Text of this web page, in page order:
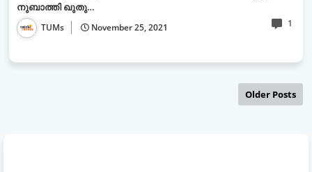
നുബാത്തി ഖുതു…
TUMs November 25, 2021 1
Older Posts